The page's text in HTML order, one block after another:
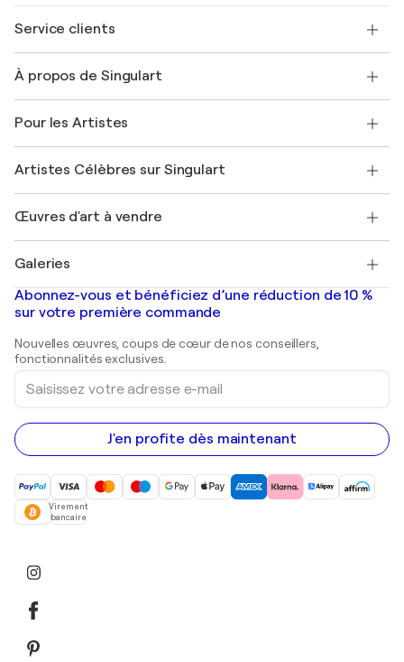
Service clients
Expédition
Offrir une carte cadeau
Rejoignez notre programme commercial
Mon compte
+33 1 76 44 06 42
À propos de Singulart
FAQ
Magazine Singulart
Emplois
Découvrez une sélection d'art original
Pour les Artistes
Se connecter en tant qu'Artiste
Artistes Célèbres sur Singulart
Marc Chagall
Banksy
Mr. Brainwash
Shepard Fairey
Œuvres d'art à vendre
Tableaux abstraits à vendre
Peintures de paysage
Estampes
Peintures acryliques
Galeries
Galeries d'art en France
Galeries d'art en Belgique
Abonnez-vous et bénéficiez d’une réduction de 10 %
sur votre première commande
Nouvelles œuvres, coups de cœur de nos conseillers,
fonctionnalités exclusives.
Saisissez
votre
adresse
e-
mail
J'en profite dès maintenant
Virement
bancaire